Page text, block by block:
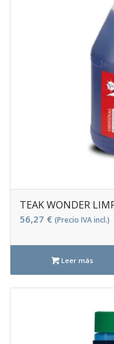
TEAK WONDER
56,27 € (Precio IVA incl.)
Leer más